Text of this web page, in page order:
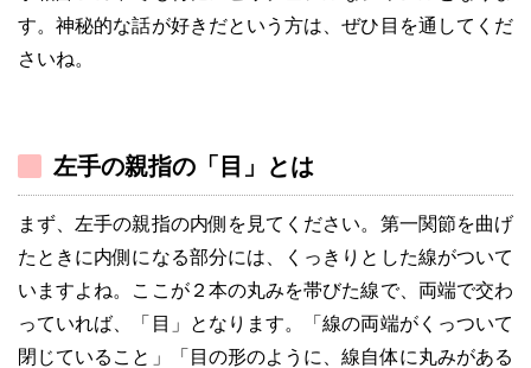
す。神秘的な話が好きだという方は、ぜひ目を通してくだ
さいね。
左手の親指の「目」とは
まず、左手の親指の内側を見てください。第一関節を曲げ
たときに内側になる部分には、くっきりとした線がついて
いますよね。ここが２本の丸みを帯びた線で、両端で交わ
っていれば、「目」となります。「線の両端がくっついて
閉じていること」「目の形のように、線自体に丸みがある